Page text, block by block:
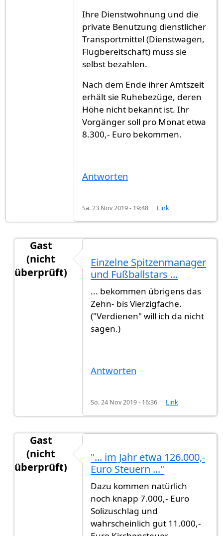
Ihre Dienstwohnung und die
private Benutzung dienstlicher
Transportmittel (Dienstwagen,
Flugbereitschaft) muss sie
selbst bezahlen.
Nach dem Ende ihrer Amtszeit
erhält sie Ruhebezüge, deren
Höhe nicht bekannt ist. Ihr
Vorgänger soll pro Monat etwa
8.300,- Euro bekommen.
Antworten
Sa. 23 Nov 2019 - 19:48 Link
Gast
(nicht
überprüft)
Etwa 351.552,- Euro pro Jahrvon
Einzelne Spitzenmanager
und Fußballstars ...
... bekommen übrigens das
Zehn- bis Vierzigfache.
("Verdienen" will ich da nicht
sagen.)
Antworten
So. 24 Nov 2019 - 16:36 Link
Gast
(nicht
überprüft)
"... im Jahr etwa 126.000,-
Euro Steuern ..."
Dazu kommen natürlich
noch knapp 7.000,- Euro
Solizuschlag und
wahrscheinlich gut 11.000,-